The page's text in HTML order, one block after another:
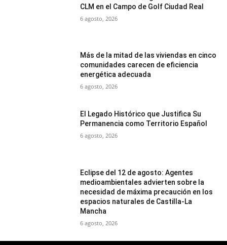
CLM en el Campo de Golf Ciudad Real
6 agosto, 2026
Más de la mitad de las viviendas en cinco
comunidades carecen de eficiencia
energética adecuada
6 agosto, 2026
El Legado Histórico que Justifica Su
Permanencia como Territorio Español
6 agosto, 2026
Eclipse del 12 de agosto: Agentes
medioambientales advierten sobre la
necesidad de máxima precaución en los
espacios naturales de Castilla-La
Mancha
6 agosto, 2026